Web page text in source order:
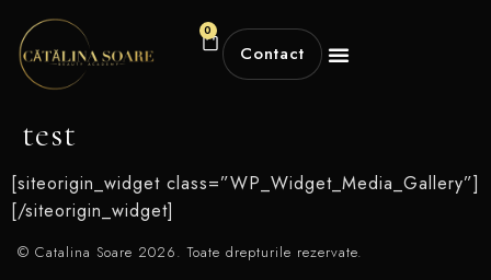
0
Contact
test
[siteorigin_widget class=”WP_Widget_Media_Gallery”]
[/siteorigin_widget]
© Catalina Soare 2026. Toate drepturile rezervate.